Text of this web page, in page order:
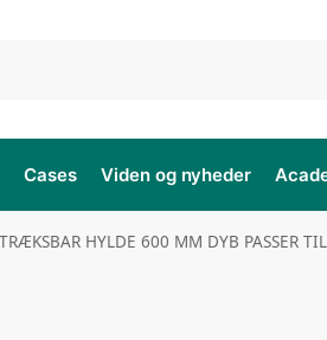
Cases Viden og nyheder
HYLDE 600 MM DYB PASSER